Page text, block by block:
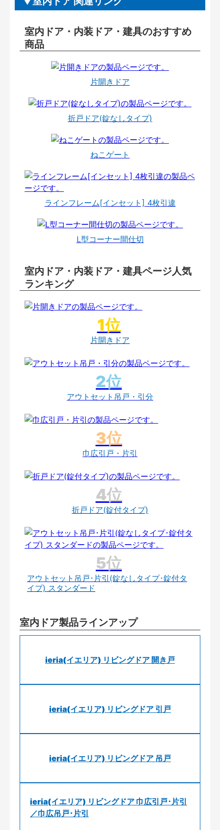
室内ドア・内装ドア・建具のおすすめ
商品
片開きドア
折戸ドア(錠なしタイプ)
ねこゲート
ラインフレーム[インセット] 4枚引違
L型コーナー間仕切
室内ドア・内装ドア・建具ページ人気
ランキング
片開きドア
アウトセット吊戸・引分
巾広引戸・片引
折戸ドア(錠付タイプ)
アウトセット吊戸･片引(錠なしタイプ･錠付タ
イプ) スタンダード
室内ドア製品ラインアップ
ieria(イエリア) リビングドア 開き戸
ieria(イエリア) リビングドア 引戸
ieria(イエリア) リビングドア 吊戸
ieria(イエリア) リビングドア 巾広引戸･片引
／巾広吊戸･片引